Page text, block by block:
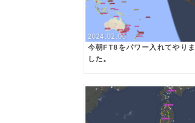
2024.02.06
今朝FT8をパワー入れてやりま
した。